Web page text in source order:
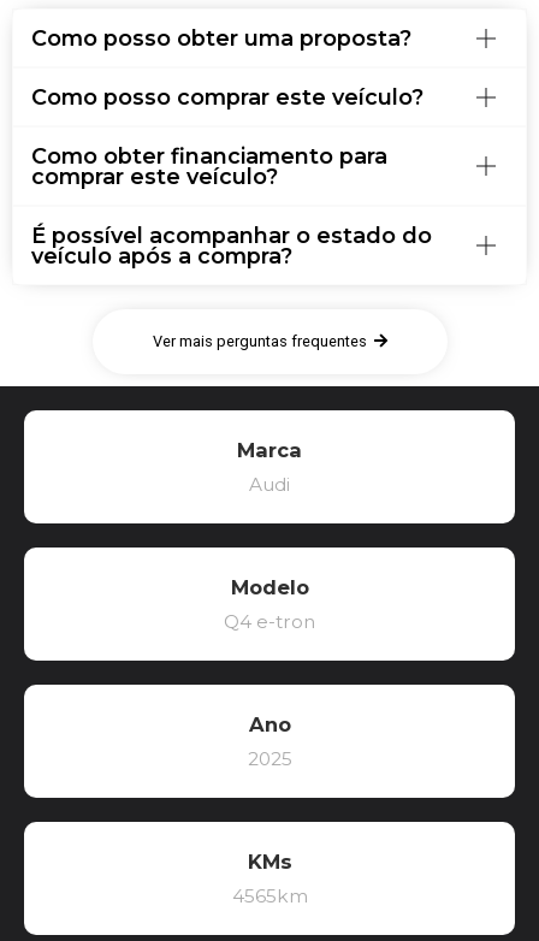
Como posso obter uma proposta?
Como posso comprar este veículo?
Como obter financiamento para
comprar este veículo?
É possível acompanhar o estado do
veículo após a compra?
Ver mais perguntas frequentes
Marca
Audi
Modelo
Q4 e-tron
Ano
2025
KMs
4565km